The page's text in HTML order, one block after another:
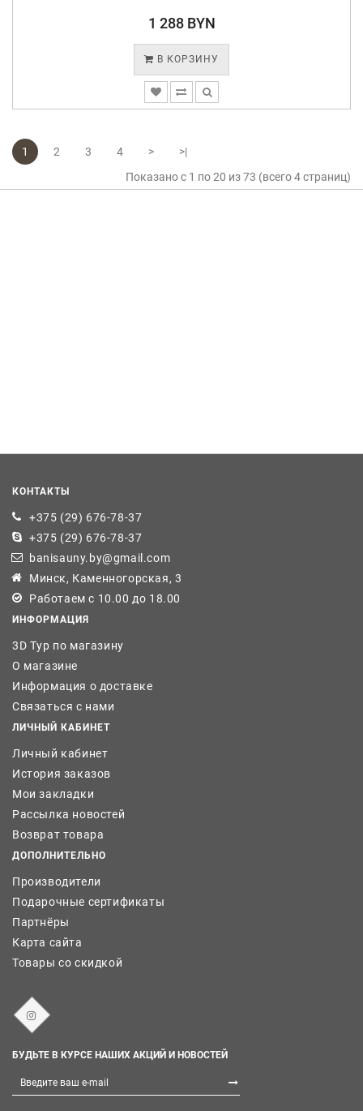
1 288 BYN
В КОРЗИНУ
1 2 3 4 >
>|
Показано с 1 по 20 из 73 (всего 4 страниц)
КОНТАКТЫ
+375 (29) 676-78-37
+375 (29) 676-78-37
banisauny.by@gmail.com
Минск, Каменногорская, 3
Работаем с 10.00 до 18.00
ИНФОРМАЦИЯ
3D Тур по магазину
О магазине
Информация о доставке
Связаться с нами
ЛИЧНЫЙ КАБИНЕТ
Личный кабинет
История заказов
Мои закладки
Рассылка новостей
Возврат товара
ДОПОЛНИТЕЛЬНО
Производители
Подарочные сертификаты
Партнёры
Карта сайта
Товары со скидкой
БУДЬТЕ В КУРСЕ НАШИХ АКЦИЙ И НОВОСТЕЙ